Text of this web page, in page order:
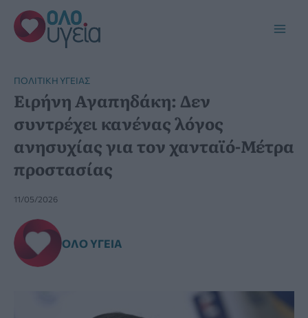
Μετάβαση
στο
περιεχόμενο
ΠΟΛΙΤΙΚΉ ΥΓΕΊΑΣ
Ειρήνη Αγαπηδάκη: Δεν
συντρέχει κανένας λόγος
ανησυχίας για τον χανταϊό-Μέτρα
προστασίας
11/05/2026
ΌΛΟ ΥΓΕΊΑ